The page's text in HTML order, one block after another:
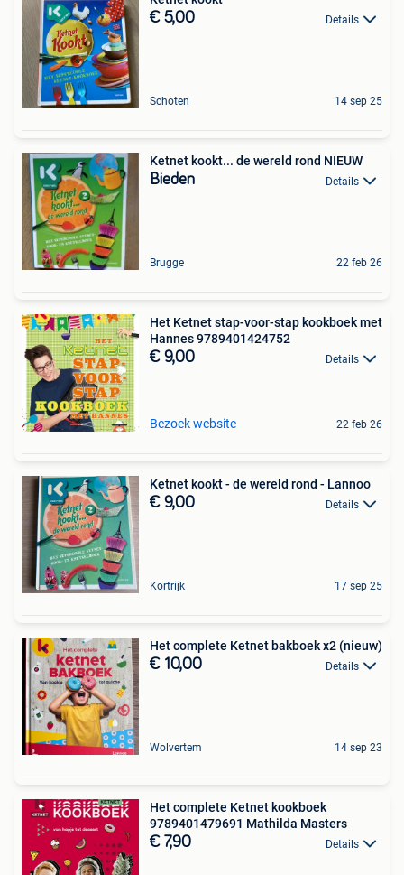
€ 5,00 Details
Schoten 14 sep 25
Ketnet kookt... de wereld rond NIEUW
Bieden Details
Brugge 22 feb 26
Het Ketnet stap-voor-stap kookboek met
Hannes 9789401424752
€ 9,00 Details
Bezoek website 22 feb 26
Ketnet kookt - de wereld rond - Lannoo
€ 9,00 Details
Kortrijk 17 sep 25
Het complete Ketnet bakboek x2 (nieuw)
€ 10,00 Details
Wolvertem 14 sep 23
Het complete Ketnet kookboek
9789401479691 Mathilda Masters
€ 7,90 Details